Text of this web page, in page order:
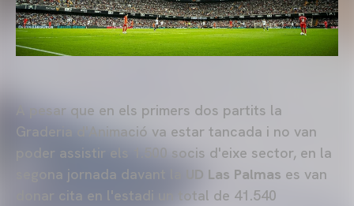
A pesar que en els primers dos partits la
Graderia d'Animació va estar tancada i no van
poder assistir els 1.500 socis d'eixe sector, en la
segona jornada davant la
UD Las Palmas es van
donar cita en l'estadi un total de 41.540